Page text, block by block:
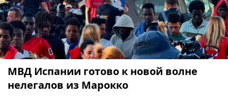
МВД Испании готово к новой волне
нелегалов из Марокко